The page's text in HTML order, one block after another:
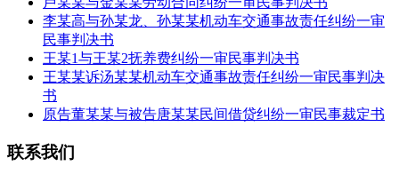
李某高与孙某龙、孙某某机动车交通事故责任纠纷一审
民事判决书
王某1与王某2抚养费纠纷一审民事判决书
王某某诉汤某某机动车交通事故责任纠纷一审民事判决
书
原告董某某与被告唐某某民间借贷纠纷一审民事裁定书
联系我们